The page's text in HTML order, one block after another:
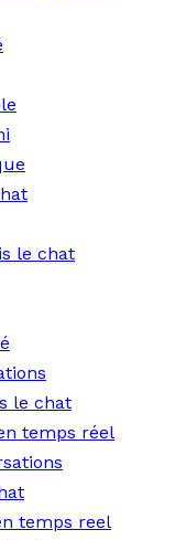
le chat
le chat
temps réel
temps reel